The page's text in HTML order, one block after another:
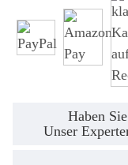
Haben
Unser